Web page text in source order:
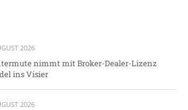
2026
nimmt mit Broker-Dealer-Lizenz
ins Visier
2026